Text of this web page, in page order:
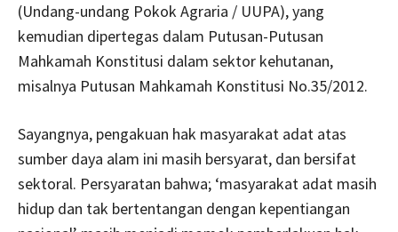
(Undang-undang Pokok Agraria / UUPA), yang
kemudian dipertegas dalam Putusan-Putusan
Mahkamah Konstitusi dalam sektor kehutanan,
misalnya Putusan Mahkamah Konstitusi No.35/2012.
Sayangnya, pengakuan hak masyarakat adat atas
sumber daya alam ini masih bersyarat, dan bersifat
sektoral. Persyaratan bahwa; ‘masyarakat adat masih
hidup dan tak bertentangan dengan kepentiangan